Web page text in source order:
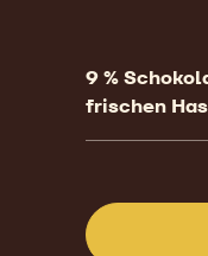
9 %
frischen